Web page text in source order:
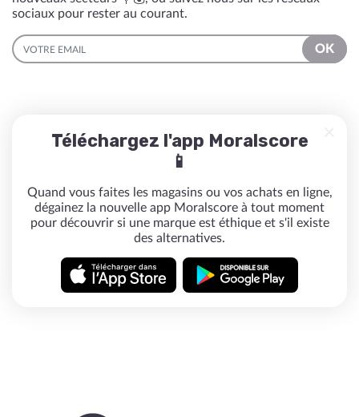
sociaux pour rester au courant.
EMAIL
OK
Téléchargez l'app Moralscore
📱
Quand vous faites les magasins ou vos achats en ligne,
dégainez la nouvelle app Moralscore à tout moment
pour découvrir si une marque est éthique et s'il existe
des alternatives.